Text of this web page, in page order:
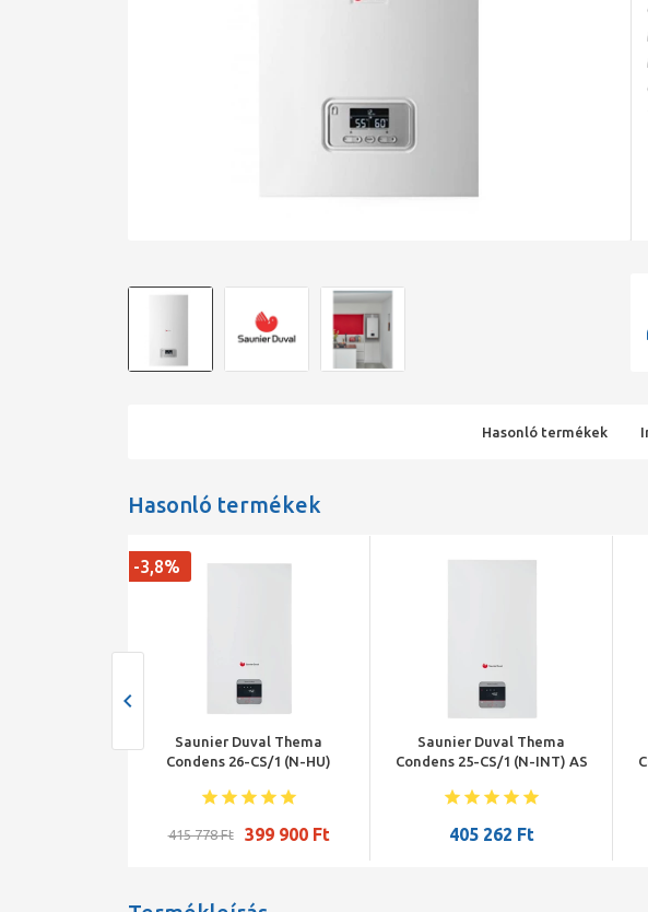
Hasonló termékek
Hasonló termékek
Saunier Duval Thema
Condens 26-CS/1 (N-HU)
gázkazán EU-ERP
-3,8%
415 778 Ft 399 900 Ft
Saunier Duval Thema
Condens 25-CS/1 (N-INT) AS
gázkazán
405 262 Ft